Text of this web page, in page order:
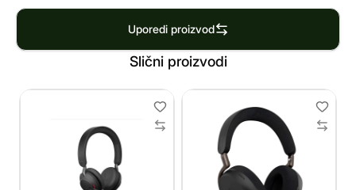
Uporedi proizvod
Slični proizvodi